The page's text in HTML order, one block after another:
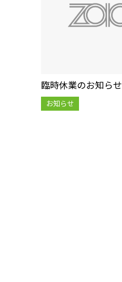
臨時休業のお知らせ
お知らせ